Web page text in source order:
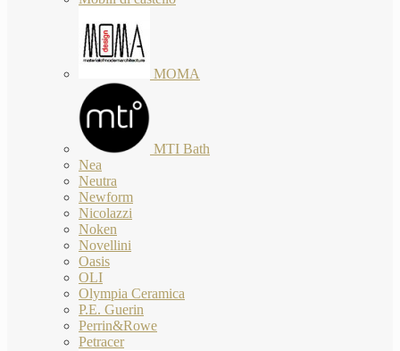
MOMA
MTI Bath
Nea
Neutra
Newform
Nicolazzi
Noken
Novellini
Oasis
OLI
Olympia Ceramica
P.E. Guerin
Perrin&Rowe
Petracer